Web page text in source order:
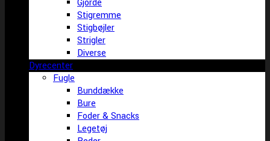
Gjorde
Stigremme
Stigbøjler
Strigler
Diverse
Dyrecenter
Fugle
Bunddække
Bure
Foder & Snacks
Legetøj